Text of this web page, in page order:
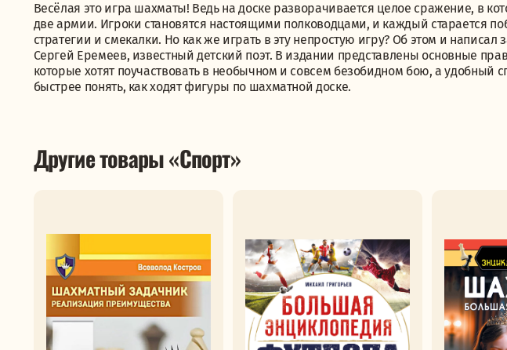
Весёлая это игра шахматы! Ведь на доске разворачивается целое сражение, в
две армии. Игроки становятся настоящими полководцами, и каждый старается
стратегии и смекалки. Но как же играть в эту непростую игру? Об этом и написал
Сергей Еремеев, известный детский поэт. В издании представлены основные
которые хотят поучаствовать в необычном и совсем безобидном бою, а удобный
быстрее понять, как ходят фигуры по шахматной доске.
Другие товары «Спорт»